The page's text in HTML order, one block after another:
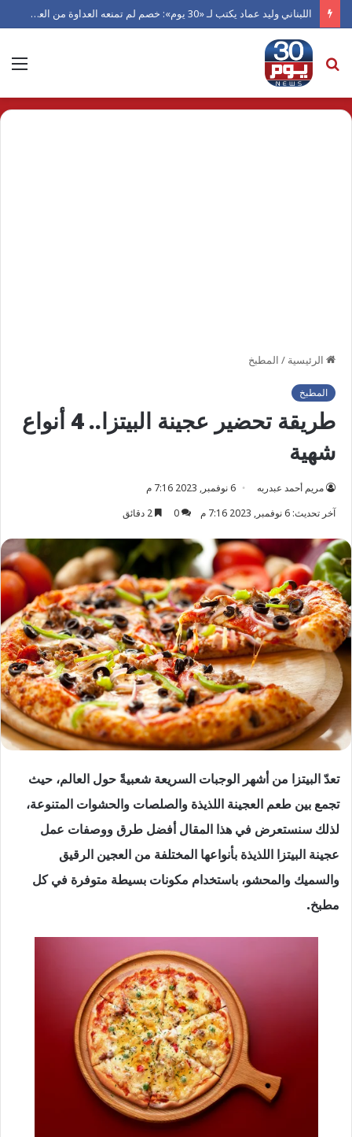
اللبناني وليد عماد يكتب لـ «30 يوم»: خصم لم تمنعه العداوة من العدل.. ورجل دفعته الكرامة للاعتراف بالفضل
بحث
عن
الرئيسية / المطبخ
المطبخ
طريقة تحضير عجينة البيتزا.. 4 أنواع
شهية
مريم أحمد عبدربه
6 نوفمبر, 2023 7:16 م
آخر تحديث: 6 نوفمبر, 2023 7:16 م
0
تعدّ البيتزا من أشهر الوجبات السريعة شعبيةً حول العالم، حيث
تجمع بين طعم العجينة اللذيذة والصلصات والحشوات المتنوعة،
لذلك سنستعرض في هذا المقال أفضل طرق ووصفات عمل
عجينة البيتزا اللذيذة بأنواعها المختلفة من العجين الرقيق
والسميك والمحشو، باستخدام مكونات بسيطة متوفرة في كل
مطبخ.